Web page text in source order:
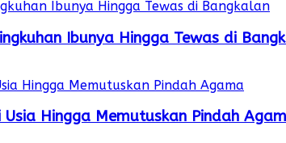
Ibunya Hingga Tewas di
Hingga Memutuskan Pindah